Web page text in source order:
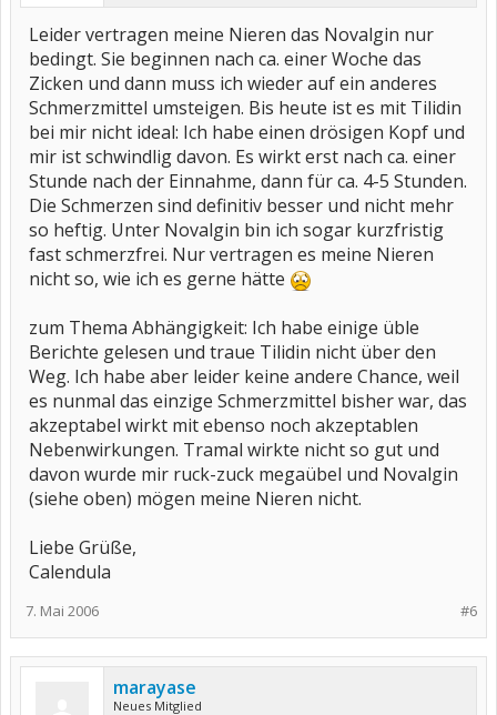
Leider vertragen meine Nieren das Novalgin nur
bedingt. Sie beginnen nach ca. einer Woche das
Zicken und dann muss ich wieder auf ein anderes
Schmerzmittel umsteigen. Bis heute ist es mit Tilidin
bei mir nicht ideal: Ich habe einen drösigen Kopf und
mir ist schwindlig davon. Es wirkt erst nach ca. einer
Stunde nach der Einnahme, dann für ca. 4-5 Stunden.
Die Schmerzen sind definitiv besser und nicht mehr
so heftig. Unter Novalgin bin ich sogar kurzfristig
fast schmerzfrei. Nur vertragen es meine Nieren
nicht so, wie ich es gerne hätte
zum Thema Abhängigkeit: Ich habe einige üble
Berichte gelesen und traue Tilidin nicht über den
Weg. Ich habe aber leider keine andere Chance, weil
es nunmal das einzige Schmerzmittel bisher war, das
akzeptabel wirkt mit ebenso noch akzeptablen
Nebenwirkungen. Tramal wirkte nicht so gut und
davon wurde mir ruck-zuck megaübel und Novalgin
(siehe oben) mögen meine Nieren nicht.
Liebe Grüße,
Calendula
#6
7. Mai 2006
marayase
Neues Mitglied